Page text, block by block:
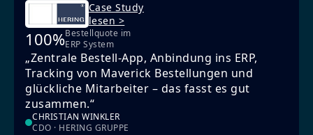
Case Study
lesen >
100%Bestellquote im
ERP System
„Zentrale Bestell-App, Anbindung ins ERP,
Tracking von Maverick Bestellungen und
glückliche Mitarbeiter – das fasst es gut
zusammen.“
CHRISTIAN WINKLER
CDO · HERING GRUPPE